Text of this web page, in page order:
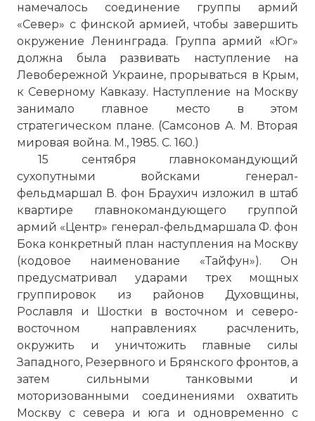
намечалось соединение группы армий
«Север» с финской армией, чтобы завершить
окружение Ленинграда. Группа армий «Юг»
должна была развивать наступление на
Левобережной Украине, прорываться в Крым,
к Северному Кавказу. Наступление на Москву
занимало главное место в этом
стратегическом плане. (Самсонов А. М. Вторая
мировая война. М., 1985. С. 160.)
15 сентября главнокомандующий
сухопутными войсками генерал-
фельдмаршал В. фон Браухич изложил в штаб
квартире главнокомандующего группой
армий «Центр» генерал-фельдмаршала Ф. фон
Бока конкретный план наступления на Москву
(кодовое наименование «Тайфун»). Он
предусматривал ударами трех мощных
группировок из районов Духовщины,
Рославля и Шостки в восточном и северо-
восточном направлениях расчленить,
окружить и уничтожить главные силы
Западного, Резервного и Брянского фронтов, а
затем сильными танковыми и
моторизованными соединениями охватить
Москву с севера и юга и одновременно с